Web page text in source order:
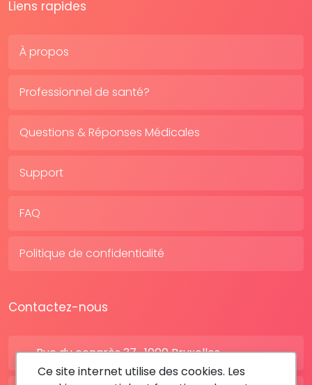
Liens rapides
À propos
Professionnel de santé?
Questions & Réponses Médicales
Support
FAQ
Politique de confidentialité
Contactez-nous
Rue du congrès 37 , 1000 Bruxelles
Ce site internet utilise des cookies. Les